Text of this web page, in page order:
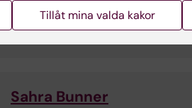
Avdelningschef, professor, överläkare
E-post: liv.eidsmo@ki.se
Sahra Bunner
Tillåt mina valda kakor